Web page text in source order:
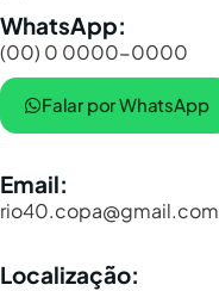
WhatsApp:
(00) 0 0000-0000
Falar por WhatsApp
Email:
rio40.copa@gmail.com
Localização: